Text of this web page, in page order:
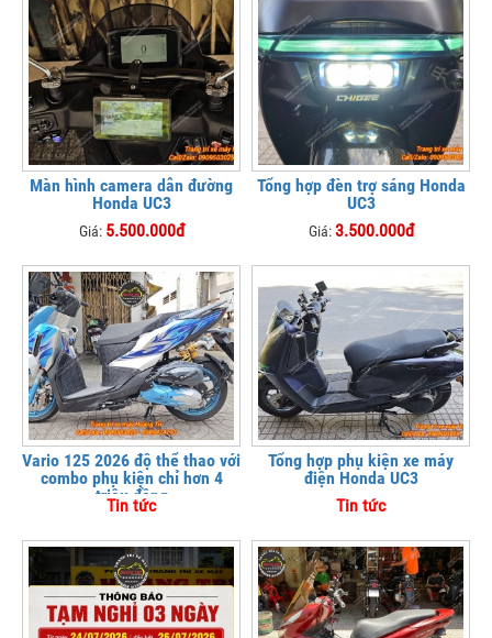
Màn hình camera dẫn đường
Honda UC3
Giá: 5.500.000đ
Tổng hợp đèn trợ sáng Honda
UC3
Giá:3.500.000đ
Vario 125 2026 độ thể thao với
combo phụ kiện chỉ hơn 4
triệu đồng
Tin tức
Tổng hợp phụ kiện xe máy
điện Honda UC3
Tin tức